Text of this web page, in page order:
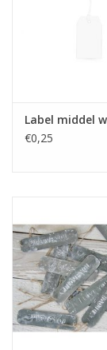
Merken
Label middel
€0,25